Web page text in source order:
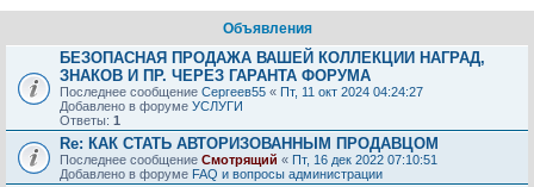
Объявления
БЕЗОПАСНАЯ ПРОДАЖА ВАШЕЙ КОЛЛЕКЦИИ НАГРАД,
ЗНАКОВ И ПР. ЧЕРЕЗ ГАРАНТА ФОРУМА
Последнее сообщение Сергеев55 « Пт, 11 окт 2024 04:24:27
Добавлено в форуме УСЛУГИ
Ответы: 1
Re: КАК СТАТЬ АВТОРИЗОВАННЫМ ПРОДАВЦОМ
Последнее сообщение Смотрящий « Пт, 16 дек 2022 07:10:51
Добавлено в форуме FAQ и вопросы администрации